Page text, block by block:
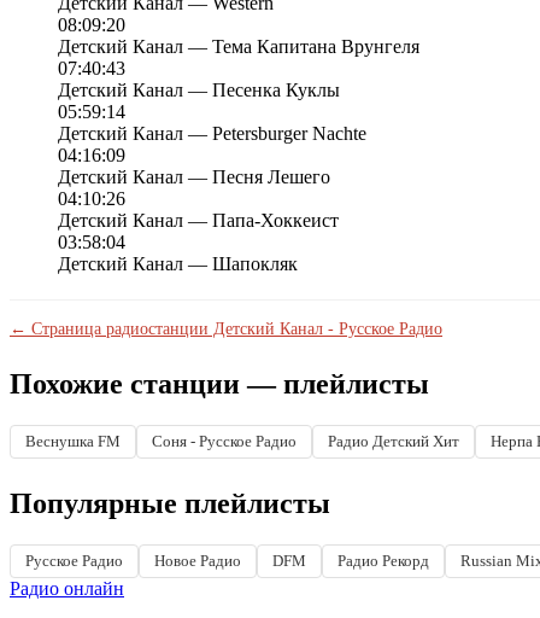
08:09:20
Детский Канал — Тема Капитана Врунгеля
07:40:43
Детский Канал — Песенка Куклы
05:59:14
Детский Канал — Petersburger Nachte
04:16:09
Детский Канал — Песня Лешего
04:10:26
Детский Канал — Папа-Хоккеист
03:58:04
Детский Канал — Шапокляк
← Страница радиостанции Детский Канал - Русское Радио
Похожие станции — плейлисты
Веснушка FM Соня - Русское Радио Радио Детский Хит Нерпа
Популярные плейлисты
Русское Радио Новое Радио DFM Радио Рекорд Russian
Радио онлайн